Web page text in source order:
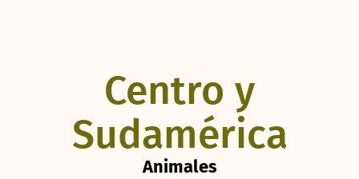
Centro y
Sudamérica
Animales